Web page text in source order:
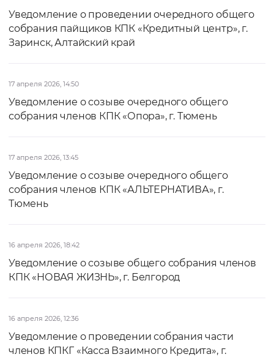
Уведомление о проведении очередного общего
собрания пайщиков КПК «Кредитный центр», г.
Заринск, Алтайский край
17 апреля 2026, 14:50
Уведомление о созыве очередного общего
собрания членов КПК «Опора», г. Тюмень
17 апреля 2026, 13:45
Уведомление о созыве очередного общего
собрания членов КПК «АЛЬТЕРНАТИВА», г.
Тюмень
16 апреля 2026, 18:42
Уведомление о созыве общего собрания членов
КПК «НОВАЯ ЖИЗНЬ», г. Белгород
16 апреля 2026, 12:36
Уведомление о проведении собрания части
членов КПКГ «Касса Взаимного Кредита», г.